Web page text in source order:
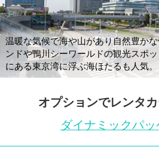
温暖な気候で海や山があり自然豊か
ンドや鴨川シーワールドの観光スポ
にある東京湾に浮ぶ海ほたるも人気。
オプションでレンタ
ダイナミックパッ